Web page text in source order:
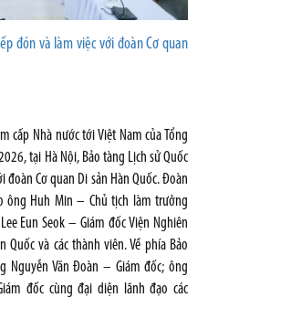
đón và làm việc với đoàn Cơ quan
cấp Nhà nước tới Việt Nam của Tổng
tại Hà Nội, Bảo tàng Lịch sử Quốc
Cơ quan Di sản Hàn Quốc. Đoàn
ông Huh Min – Chủ tịch làm trưởng
Eun Seok – Giám đốc Viện Nghiên
Quốc và các thành viên. Về phía Bảo
Nguyễn Văn Đoàn – Giám đốc; ông
đốc cùng đại diện lãnh đạo các